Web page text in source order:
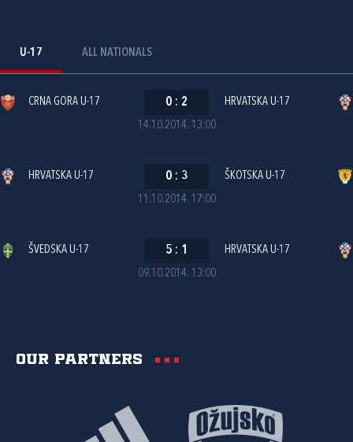
U-17 ALL NATIONALS
14.10.2014. 13:00
CRNA GORA U-17 0 : 2 HRVATSKA U-17
11.10.2014. 17:00
HRVATSKA U-17 0 : 3 ŠKOTSKA U-17
09.10.2014. 13:00
ŠVEDSKA U-17 5 : 1 HRVATSKA U-17
Our partners